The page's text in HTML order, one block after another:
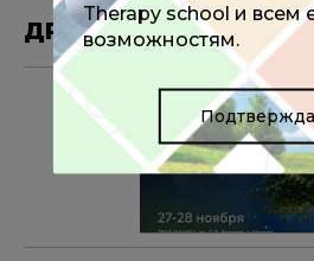
ДРУГИЕ МАТЕРИАЛЫ
Всероссийский
«Долголетие против
27-28 ноября 2025
Therapy school и всем
возможностям.